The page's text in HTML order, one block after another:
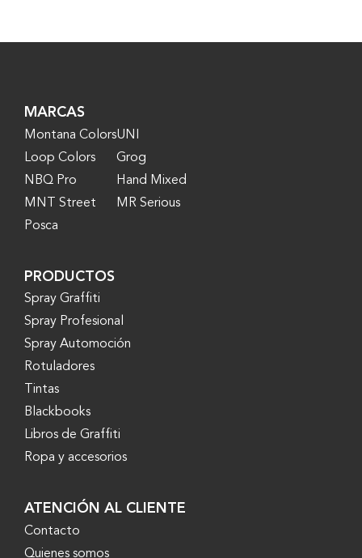
MARCAS
Montana Colors
Loop Colors
NBQ Pro
MNT Street
Posca
UNI
Grog
Hand Mixed
MR Serious
PRODUCTOS
Spray Graffiti
Spray Profesional
Spray Automoción
Rotuladores
Tintas
Blackbooks
Libros de Graffiti
Ropa y accesorios
ATENCIÓN AL CLIENTE
Contacto
Quienes somos